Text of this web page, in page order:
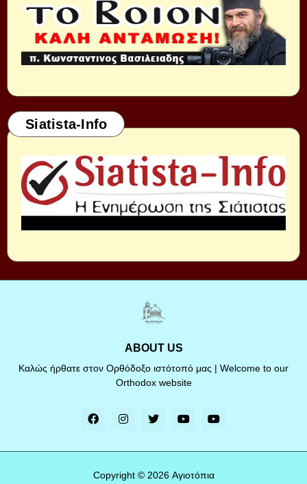
Siatista-Info
ABOUT US
Καλώς ήρθατε στον Ορθόδοξο ιστότοπό μας | Welcome to our
Orthodox website
Copyright © 2026 Αγιοτόπια